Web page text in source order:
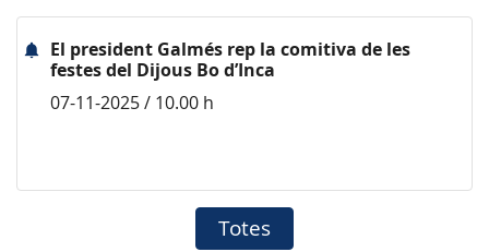
El president Galmés rep la comitiva de les
festes del Dijous Bo d’Inca
07-11-2025 / 10.00 h
Totes